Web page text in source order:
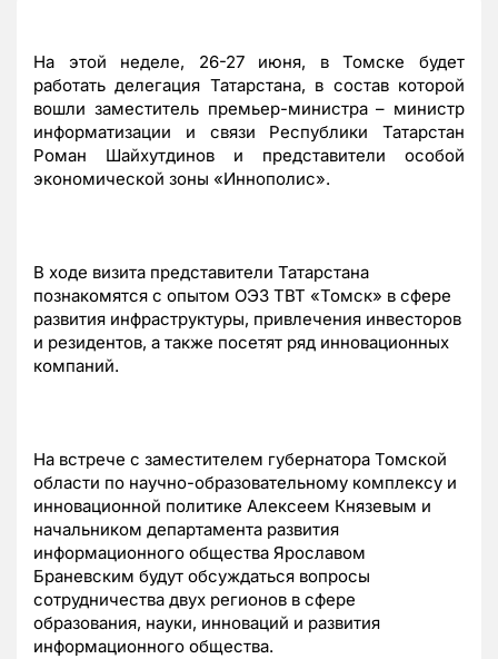
На этой неделе, 26-27 июня, в Томске будет
работать делегация Татарстана, в состав которой
вошли заместитель премьер-министра – министр
информатизации и связи Республики Татарстан
Роман Шайхутдинов и представители особой
экономической зоны «Иннополис».
В ходе визита представители Татарстана
познакомятся с опытом ОЭЗ ТВТ «Томск» в сфере
развития инфраструктуры, привлечения инвесторов
и резидентов, а также посетят ряд инновационных
компаний.
На встрече с заместителем губернатора Томской
области по научно-образовательному комплексу и
инновационной политике Алексеем Князевым и
начальником департамента развития
информационного общества Ярославом
Браневским будут обсуждаться вопросы
сотрудничества двух регионов в сфере
образования, науки, инноваций и развития
информационного общества.